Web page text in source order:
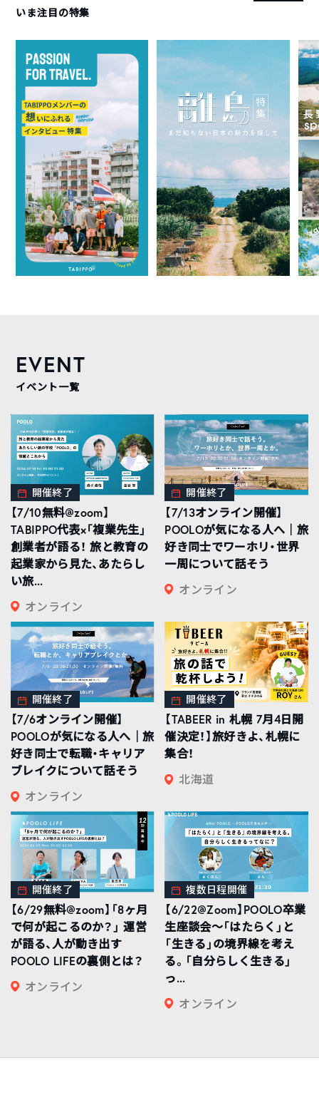
いま注目の特集
EVENT
イベント一覧
開催終了
【7/10無料@zoom】
TABIPPO代表×「複業先生」
創業者が語る！ 旅と教育の
起業家から見た、あたらし
い旅...
オンライン
開催終了
【7/13オンライン開催】
POOLOが気になる人へ｜旅
好き同士でワーホリ・世界
一周について話そう
オンライン
開催終了
【7/6オンライン開催】
POOLOが気になる人へ｜旅
好き同士で転職・キャリア
ブレイクについて話そう
オンライン
開催終了
【TABEER in 札幌 7月4日開
催決定！】旅好きよ、札幌に
集合！
北海道
開催終了
【6/29無料@zoom】「8ヶ月
で何が起こるのか？」 運営
が語る、人が動き出す
POOLO LIFEの裏側とは？
オンライン
複数日程開催
【6/22@Zoom】POOLO卒業
生座談会〜「はたらく」と
「生きる」の境界線を考え
る。「自分らしく生きる」
っ...
オンライン